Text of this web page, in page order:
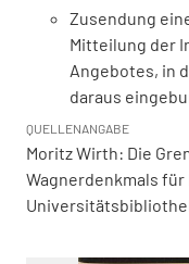
Zusendung
Mitteilung der
Angebotes, in
daraus
QUELLENANGABE
Moritz Wirth: Die
Wagnerdenkmals